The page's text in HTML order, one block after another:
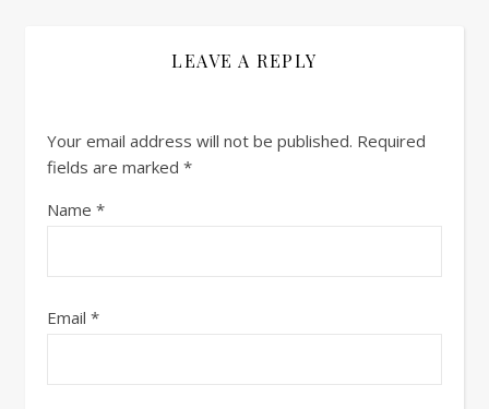
LEAVE A REPLY
Your email address will not be published. Required
fields are marked *
Name *
Email *